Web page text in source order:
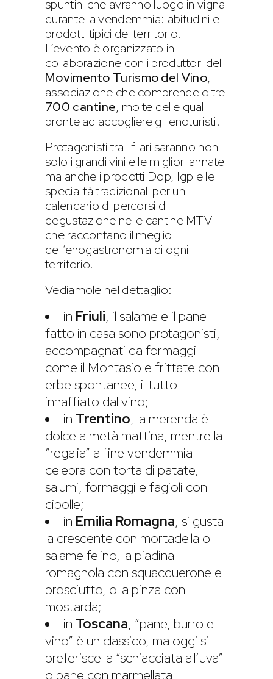
spuntini che avranno luogo in vigna
durante la vendemmia: abitudini e
prodotti tipici del territorio.
L’evento è organizzato in
collaborazione con i produttori del
Movimento Turismo del Vino,
associazione che comprende oltre
700 cantine, molte delle quali
pronte ad accogliere gli enoturisti.
Protagonisti tra i filari saranno non
solo i grandi vini e le migliori annate
ma anche i prodotti Dop, Igp e le
specialità tradizionali per un
calendario di percorsi di
degustazione nelle cantine MTV
che raccontano il meglio
dell’enogastronomia di ogni
territorio.
Vediamole nel dettaglio:
in Friuli, il salame e il pane
fatto in casa sono protagonisti,
accompagnati da formaggi
come il Montasio e frittate con
erbe spontanee, il tutto
innaffiato dal vino;
in Trentino, la merenda è
dolce a metà mattina, mentre la
“regalia” a fine vendemmia
celebra con torta di patate,
salumi, formaggi e fagioli con
cipolle;
in Emilia Romagna, si gusta
la crescente con mortadella o
salame felino, la piadina
romagnola con squacquerone e
prosciutto, o la pinza con
mostarda;
in Toscana, “pane, burro e
vino” è un classico, ma oggi si
preferisce la “schiacciata all’uva”
o pane con marmellata